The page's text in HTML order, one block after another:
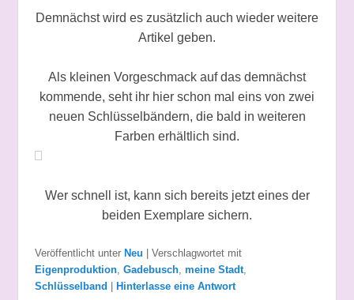
Demnächst wird es zusätzlich auch wieder weitere
Artikel geben.
Als kleinen Vorgeschmack auf das demnächst
kommende, seht ihr hier schon mal eins von zwei
neuen Schlüsselbändern, die bald in weiteren
Farben erhältlich sind.
Wer schnell ist, kann sich bereits jetzt eines der
beiden Exemplare sichern.
Veröffentlicht unter Neu | Verschlagwortet mit
Eigenproduktion, Gadebusch, meine Stadt,
Schlüsselband | Hinterlasse eine Antwort